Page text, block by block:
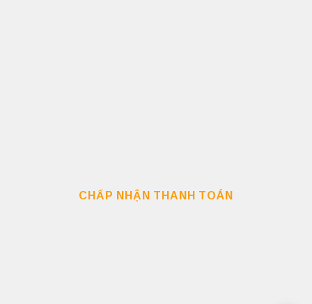
CHẤP NHẬN THANH TOÁN